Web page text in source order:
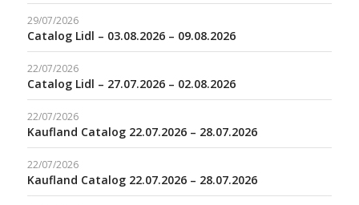
29/07/2026
Catalog Lidl – 03.08.2026 – 09.08.2026
22/07/2026
Catalog Lidl – 27.07.2026 – 02.08.2026
22/07/2026
Kaufland Catalog 22.07.2026 – 28.07.2026
22/07/2026
Kaufland Catalog 22.07.2026 – 28.07.2026